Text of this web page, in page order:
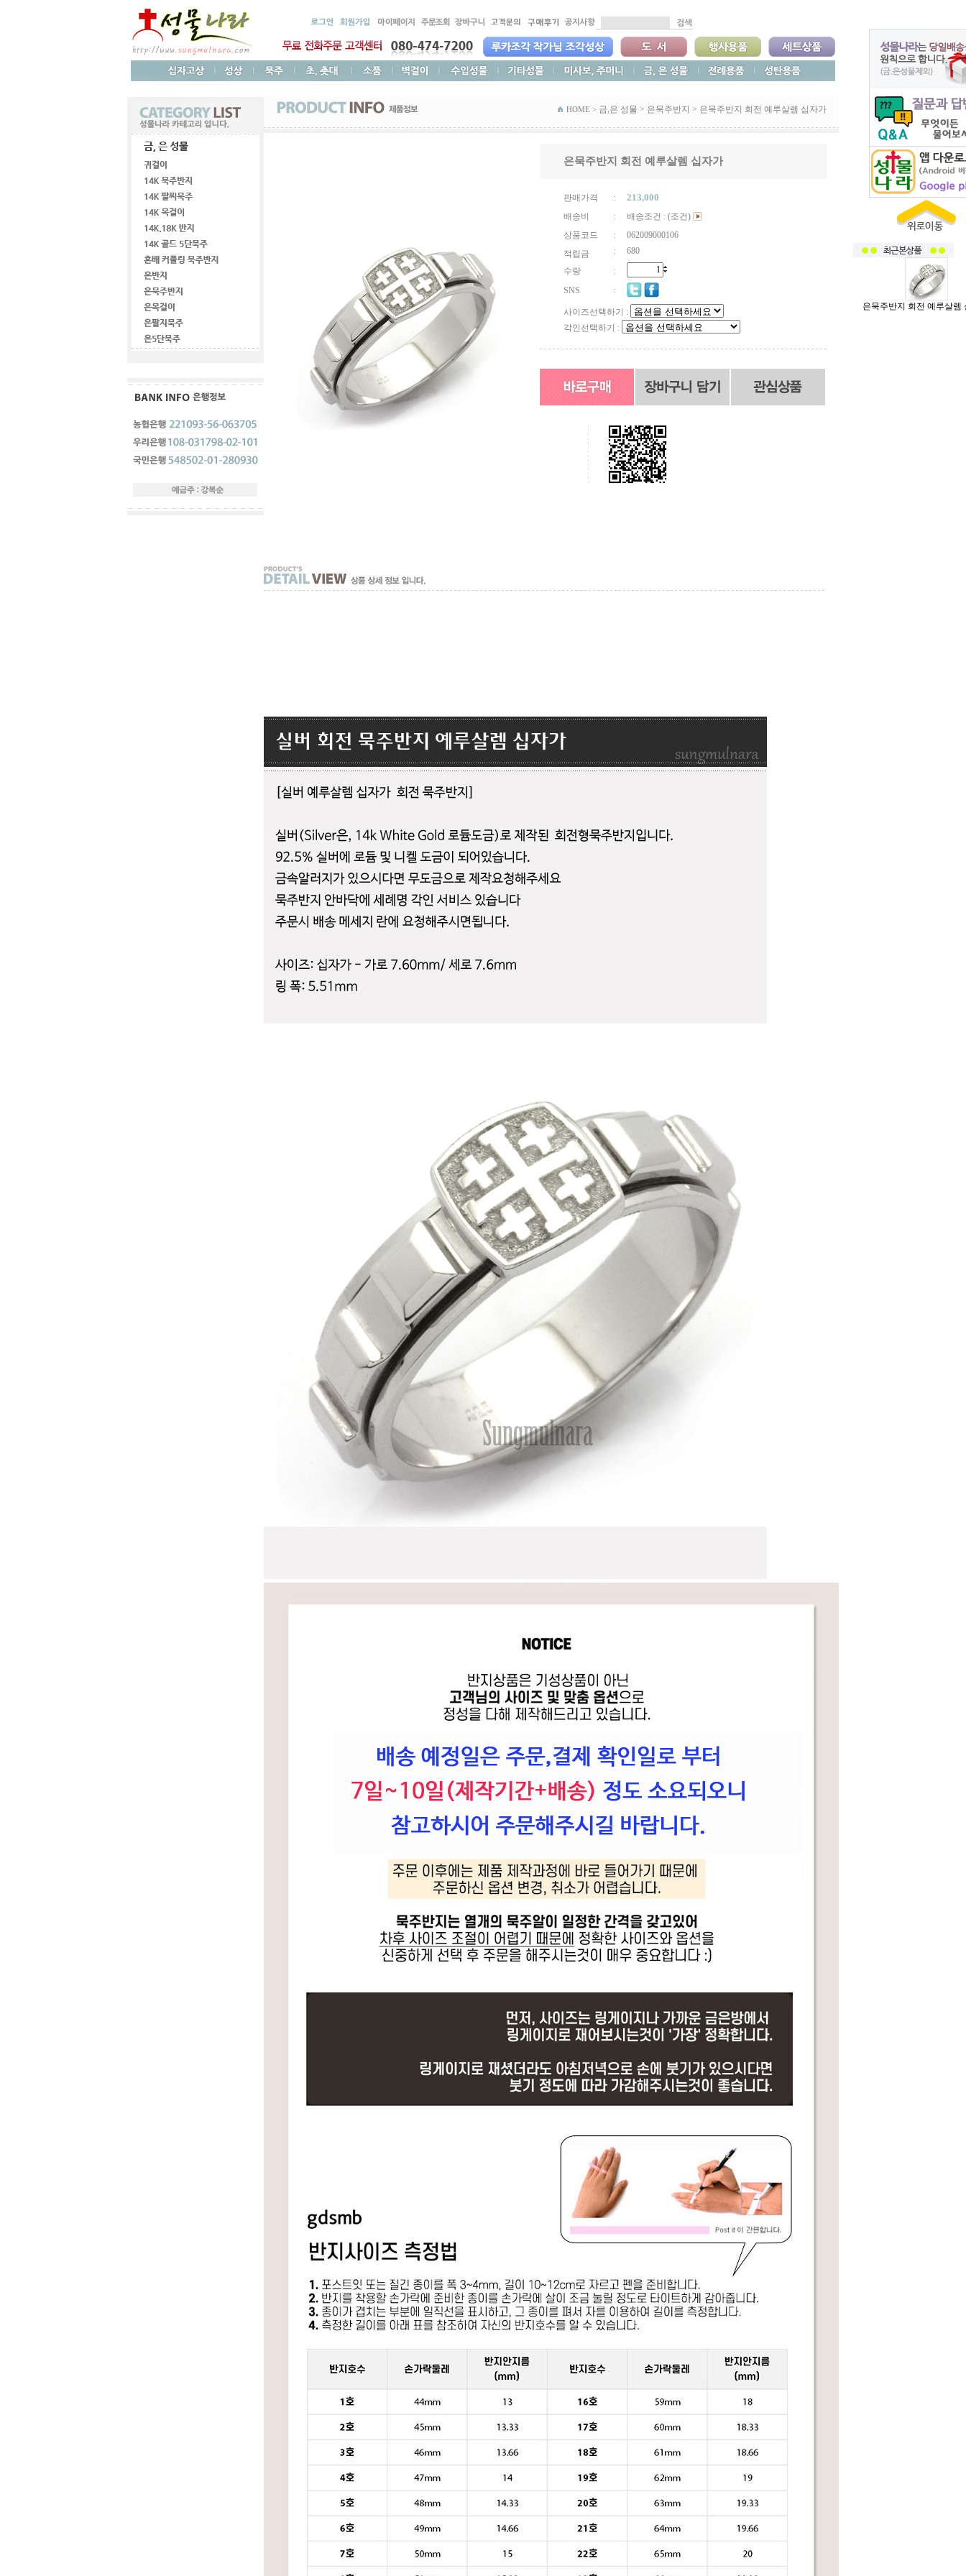
HOME > 금,은 성물 > 은묵주반지 > 은묵주반지 회전 예루살렘 십자가
은묵주반지 회전 예루살렘 십자가
판매가격 : 213,000
배송비 :
배송조건 : (조건)
상품코드
:
062009000106
적립금
:
680
수량
:
SNS
:
사이즈선택하기 :
각인선택하기 :
은묵주반지 회전 예루살렘